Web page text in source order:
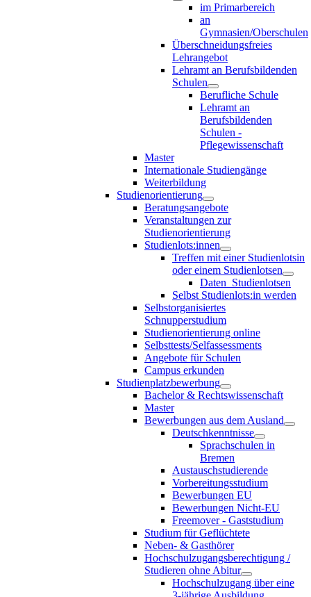
im Primarbereich
an
Gymnasien/Oberschulen
Überschneidungsfreies
Lehrangebot
Lehramt an Berufsbildenden
Schulen
Berufliche Schule
Lehramt an
Berufsbildenden
Schulen -
Pflegewissenschaft
Master
Internationale Studiengänge
Weiterbildung
Studienorientierung
Beratungsangebote
Veranstaltungen zur
Studienorientierung
Studienlots:innen
Treffen mit einer Studienlotsin
oder einem Studienlotsen
Daten_Studienlotsen
Selbst Studienlots:in werden
Selbstorganisiertes
Schnupperstudium
Studienorientierung online
Selbsttests/Selfassessments
Angebote für Schulen
Campus erkunden
Studienplatzbewerbung
Bachelor & Rechtswissenschaft
Master
Bewerbungen aus dem Ausland
Deutschkenntnisse
Sprachschulen in
Bremen
Austauschstudierende
Vorbereitungsstudium
Bewerbungen EU
Bewerbungen Nicht-EU
Freemover - Gaststudium
Studium für Geflüchtete
Neben- & Gasthörer
Hochschulzugangsberechtigung /
Studieren ohne Abitur
Hochschulzugang über eine